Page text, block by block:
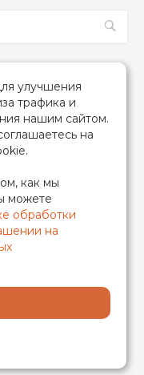
Все права
улучшения
трафика и
нашим сайтом.
на
как мы
можете
обработки
на